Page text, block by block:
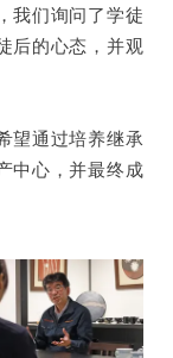
我们询问了学徒
后的心态，并观
望通过培养继承
中心，并最终成